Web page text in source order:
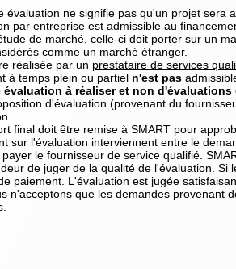
évaluation ne signifie pas qu'un projet sera
par entreprise est admissible au
de marché, celle-ci doit porter sur un
comme un marché étranger.
réalisée par un prestataire de services
à temps plein ou partiel n'est pas
à réaliser et non d'évaluations
d'évaluation (provenant du
final doit être remise à SMART pour
sur l'évaluation interviennent entre le
le fournisseur de service qualifié.
de juger de la qualité de l'évaluation.
paiement. L'évaluation est jugée
n'acceptons que les demandes provenant